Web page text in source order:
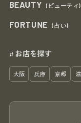
BEAUTY (ビューティ)
FORTUNE (占い)
# お店を探す
大阪 兵庫 京都